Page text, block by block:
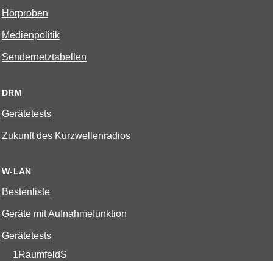
Hörproben
Medienpolitik
Sendernetztabellen
DRM
Gerätetests
Zukunft des Kurzwellenradios
W-LAN
Bestenliste
Geräte mit Aufnahmefunktion
Gerätetests
1RaumfeldS